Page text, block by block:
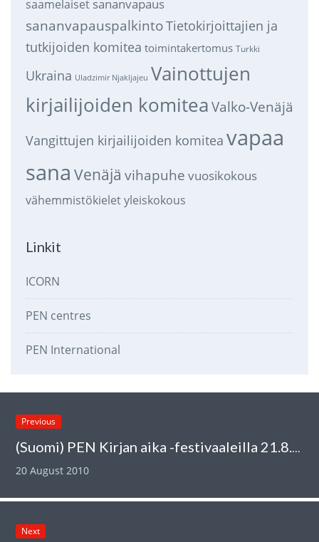
saamelaiset sananvapaus
sananvapauspalkintoTietokirjoittajien ja
tutkijoiden komitea toimintakertomus Turkki
Ukraina Uladzimir Njakljajeu Vainottujen
kirjailijoiden komitea Valko-Venäjä
Vangittujen kirjailijoiden komitea vapaa
sana Venäjä vihapuhe vuosikokous
vähemmistökieletyleiskokous
Linkit
ICORN
PEN centres
PEN International
Previous
(Suomi) PEN Kirjan aika -festivaaleilla 21.8.2010
20 August 2010
Next